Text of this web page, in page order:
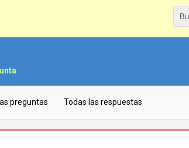
preguntas Todas las respuestas